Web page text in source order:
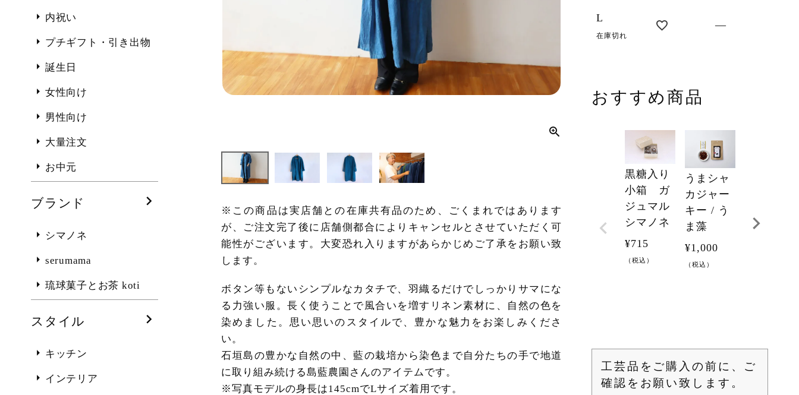
内祝い
プチギフト・引き出物
誕生日
女性向け
男性向け
大量注文
お中元
ブランド
シマノネ
serumama
琉球菓子とお茶 koti
スタイル
キッチン
インテリア
※この商品は実店舗との在庫共有品のため、ごくまれではあります
が、ご注文完了後に店舗側都合によりキャンセルとさせていただく可
能性がございます。大変恐れ入りますがあらかじめご了承をお願い致
します。
ボタン等もないシンプルなカタチで、羽織るだけでしっかりサマにな
る力強い服。長く使うことで風合いを増すリネン素材に、自然の色を
染めました。思い思いのスタイルで、豊かな魅力をお楽しみくださ
い。
石垣島の豊かな自然の中、藍の栽培から染色まで自分たちの手で地道
に取り組み続ける島藍農園さんのアイテムです。
※写真モデルの身長は145cmでLサイズ着用です。
L
在庫切れ
—
おすすめ商品
黒糖入り
小箱 ガ
ジュマル
シマノネ
¥715
（税込）
うまシャ
カジャー
キー / う
ま藻
¥1,000
（税込）
紅型工
工芸品をご購入の前に、ご
確認をお願い致します。